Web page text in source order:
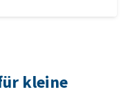
kleine